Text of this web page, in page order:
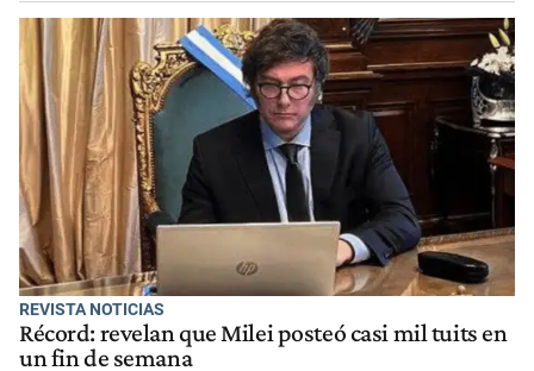
REVISTA NOTICIAS
Récord: revelan que Milei posteó casi mil tuits en
un fin de semana